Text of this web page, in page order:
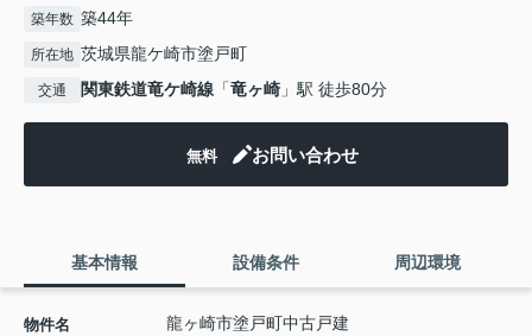
築年数 築44年
所在地 茨城県龍ケ崎市塗戸町
交通 関東鉄道竜ケ崎線 「竜ヶ崎 」駅 徒歩80分
無料 お問い合わせ
基本情報 設備条件 周辺環境
物件名 龍ヶ崎市塗戸町中古戸建